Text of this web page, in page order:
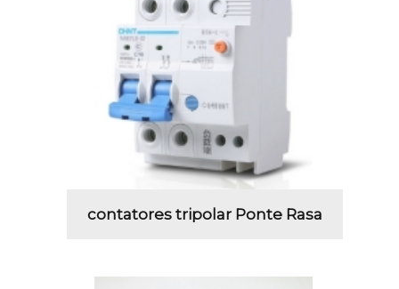
contatores tripolar Ponte Rasa